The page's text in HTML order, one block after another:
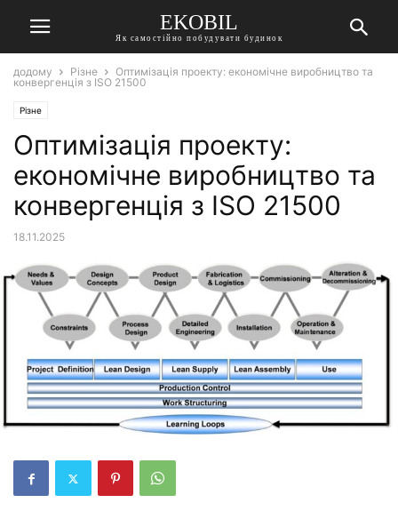
EKOBIL
Як самостійно побудувати будинок
додому Різне
Оптимізація проекту: економічне виробництво та
конвергенція з ISO 21500
Різне
Оптимізація проекту:
економічне виробництво та
конвергенція з ISO 21500
18.11.2025